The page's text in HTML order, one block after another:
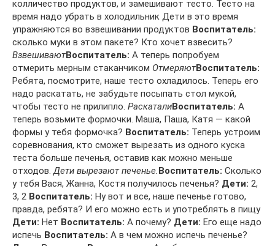
колличество продуктов, и замешивают тесто. Тесто на
время надо убрать в холодильник Дети в это время
упражняются во взвешивании продуктов Воспитатель:
сколько муки в этом пакете? Кто хочет взвесить?
ВзвешиваютВоспитатель: А теперь попробуем
отмерить мерным стаканчиком ОтмеряютВоспитатель:
Ребята, посмотрите, наше тесто охладилось. Теперь его
надо раскатать, не забудьте посыпать стол мукой,
чтобы тесто не прилипло. РаскаталиВоспитатель: А
теперь возьмите формочки. Маша, Паша, Катя — какой
формы у тебя формочка? Воспитатель: Теперь устроим
соревнования, кто сможет вырезать из одного куска
теста больше печенья, оставив как можно меньше
отходов.Дети вырезают печенье.Воспитатель: Сколько
у тебя Вася, Жанна, Костя получилось печенья? Дети: 2,
3, 2 Воспитатель: Ну вот и все, наше печенье готово,
правда, ребята? И его можно есть и употреблять в пищу
Дети: Нет Воспитатель: А почему? Дети: Его еще надо
испечь Воспитатель: А в чем можно испечь печенье?